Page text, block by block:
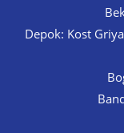
Depok: Kost